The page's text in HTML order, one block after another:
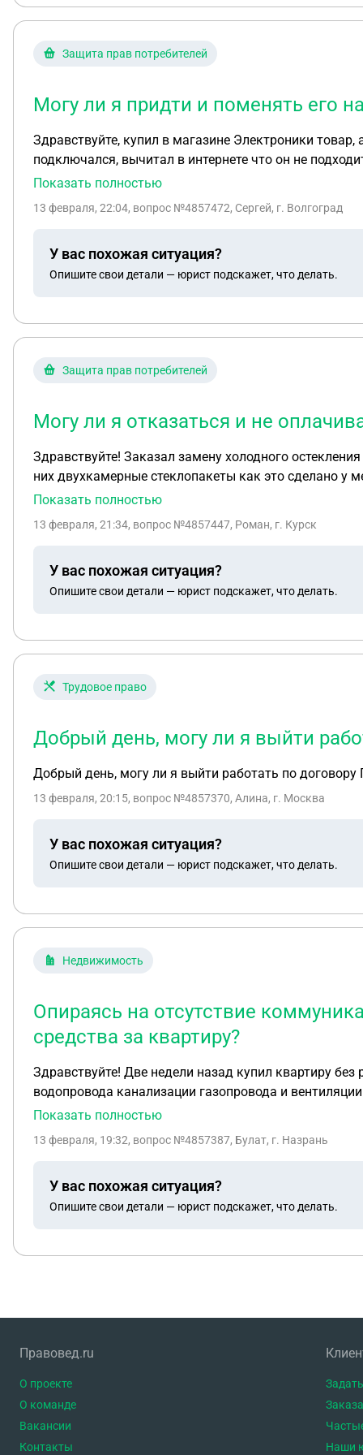
заключения договора с Самозанятыми? (О "Переквалификации в трудовые" - знаю, исполнители-самозанятые не будут вообще мной контролироваться, по
отхватить от налоговой или других надзорных
Защита прав потребителей
Могу ли я придти и поменять его
Здравствуйте, купил в магазине Электроники
подключался, вычитал в интернете что он не
вернуть? Заводская упаковка была вскрыта
Показать полностью
13 февраля, 22:04, вопрос №4857472, Сергей, г. Волгоград
У вас похожая ситуация?
Опишите свои детали — юрист подскажет, что делать.
Защита прав потребителей
Могу ли я отказаться и не
Здравствуйте! Заказал замену холодного
них двухкамерные стеклопакеты как это сделано у
четыре квадрата . Я внёс предоплату и подписал
Показать полностью
13 февраля, 21:34, вопрос №4857447, Роман, г. Курск
У вас похожая ситуация?
Опишите свои детали — юрист подскажет, что делать.
Трудовое право
Добрый день, могу ли я выйти
Добрый день, могу ли я выйти работать по
13 февраля, 20:15, вопрос №4857370, Алина, г. Москва
У вас похожая ситуация?
Опишите свои детали — юрист подскажет, что делать.
Недвижимость
Опираясь на отсутствие
средства за квартиру?
Здравствуйте! Две недели назад купил квартиру
водопровода канализации газопровода и
средства за квартиру?
Показать полностью
13 февраля, 19:32, вопрос №4857387, Булат, г. Назрань
У вас похожая ситуация?
Опишите свои детали — юрист подскажет, что делать.
Правовед.ru
О проекте
О команде
Вакансии
Контакты
Наши